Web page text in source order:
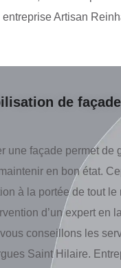
entreprise Artisan
de
une façade permet de
en bon état.
à la portée de tout le
d’un expert en
conseillons les
Saint Hilaire.